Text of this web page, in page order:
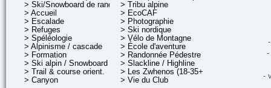
> Ski/Snowboard de rando.
> Accueil
> Escalade
> Refuges
> Spéléologie
> Alpinisme / cascade
> Formation
> Ski alpin / Snowboard
> Trail & course orient.
> Canyon
> Tribu alpine
> EcoCAF
> Photographie
> Ski nordique
> Vélo de Montagne
> École d'aventure
> Randonnée Pédestre
> Slackline / Highline
> Les Zwhenos (18-35+ ans)
> Vie du Club
-
-